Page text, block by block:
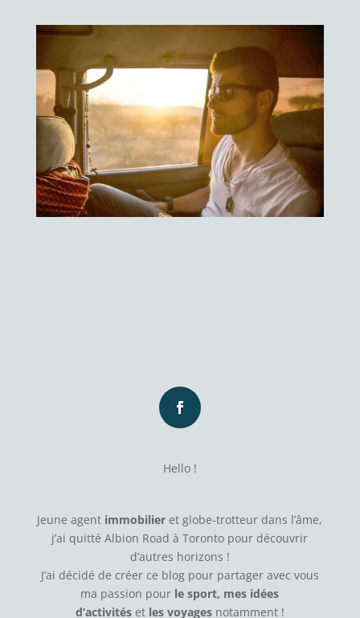
Hello !
Jeune agent immobilier et globe-trotteur dans l’âme,
j’ai quitté Albion Road à Toronto pour découvrir
d’autres horizons !
J’ai décidé de créer ce blog pour partager avec vous
ma passion pour le sport, mes idées
d’activitéset les voyagesnotamment !